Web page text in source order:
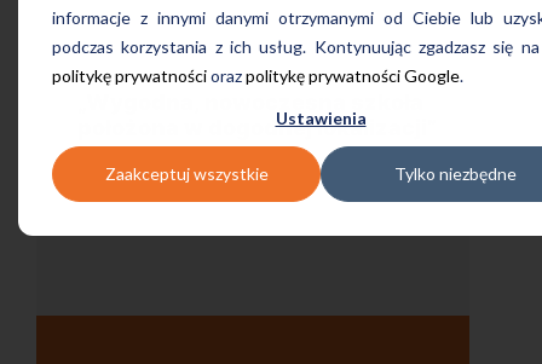
informacje z innymi danymi otrzymanymi od Ciebie lub
podczas korzystania z ich usług. Kontynuując zgadzasz się
politykę prywatnościorazpolitykę prywatności Google.
Ustawienia
Zaakceptuj wszystkie Tylko niezbędne
położona w dogodnej lokalizacji”